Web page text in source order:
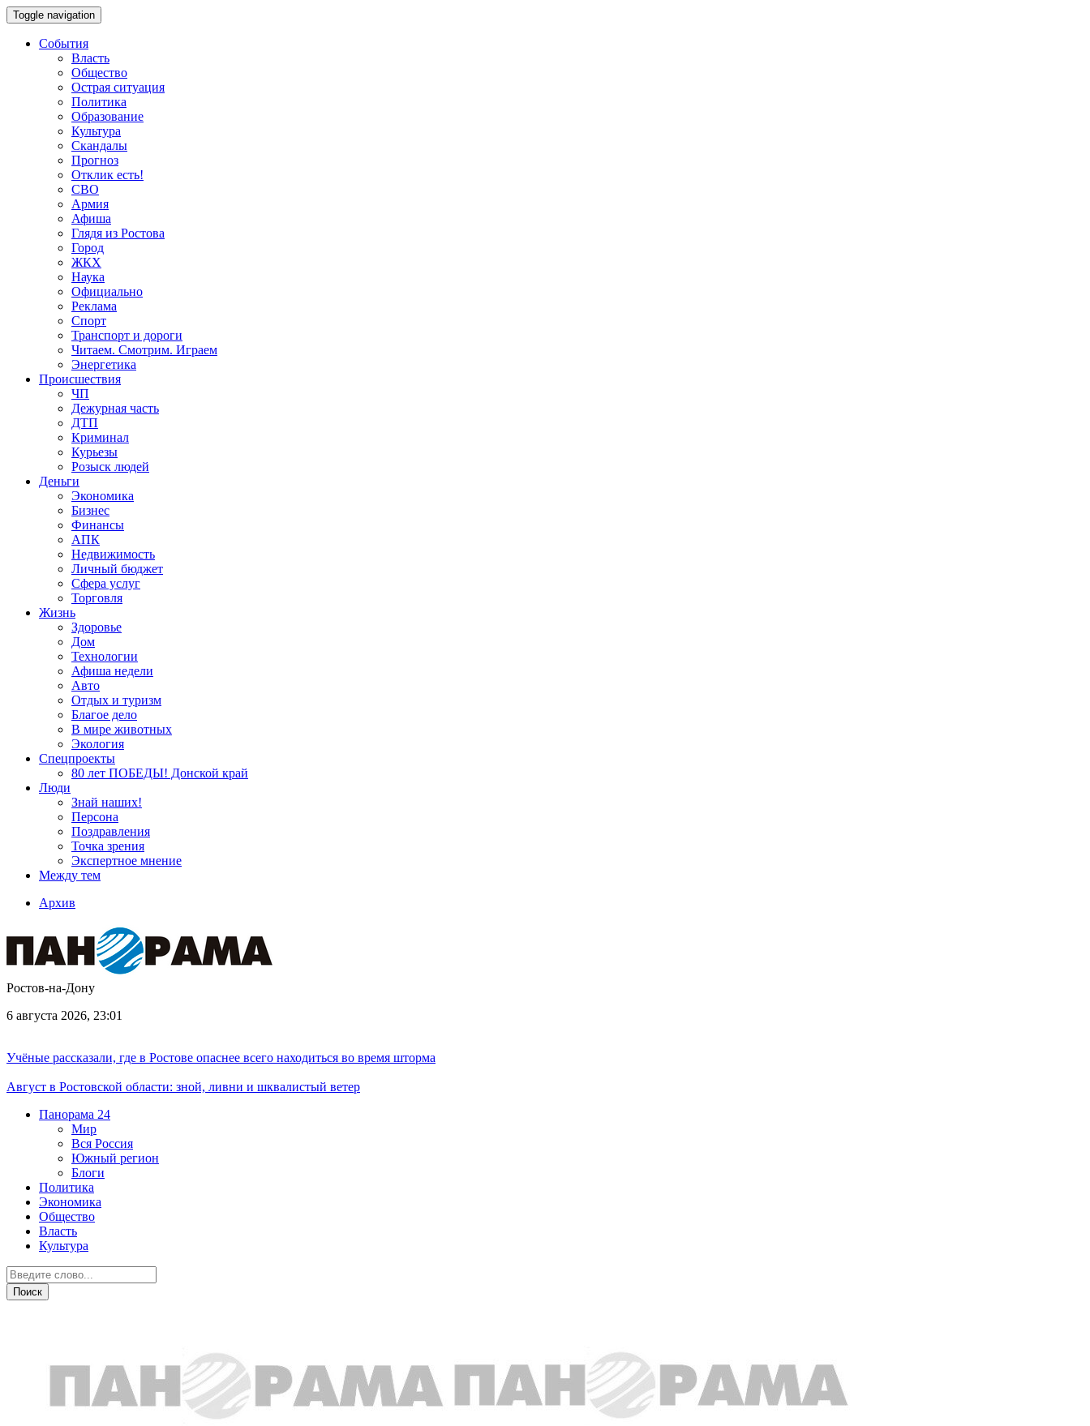
Toggle navigation
События
Власть
Общество
Острая ситуация
Политика
Образование
Культура
Скандалы
Прогноз
Отклик есть!
СВО
Армия
Афиша
Глядя из Ростова
Город
ЖКХ
Наука
Официально
Реклама
Спорт
Транспорт и дороги
Читаем. Смотрим. Играем
Энергетика
Происшествия
ЧП
Дежурная часть
ДТП
Криминал
Курьезы
Розыск людей
Деньги
Экономика
Бизнес
Финансы
АПК
Недвижимость
Личный бюджет
Сфера услуг
Торговля
Жизнь
Здоровье
Дом
Технологии
Афиша недели
Авто
Отдых и туризм
Благое дело
В мире животных
Экология
Спецпроекты
80 лет ПОБЕДЫ! Донской край
Люди
Знай наших!
Персона
Поздравления
Точка зрения
Экспертное мнение
Между тем
Архив
Ростов-на-Дону
6 августа 2026, 23:01
Учёные рассказали, где в Ростове опаснее всего находиться во время шторма
Август в Ростовской области: зной, ливни и шквалистый ветер
Панорама 24
Мир
Вся Россия
Южный регион
Блоги
Политика
Экономика
Общество
Власть
Культура